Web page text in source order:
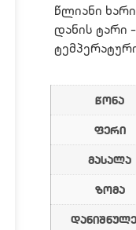
წლიანი
დანის ტარი
წონა
ფერი
მასალა
ზომა